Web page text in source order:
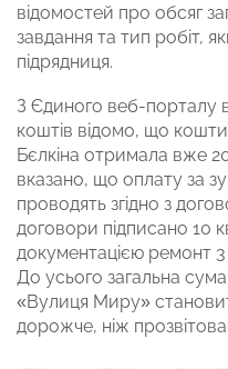
відомостей про обсяг
завдання та тип робіт,
підрядниця.
З Єдиного веб-порталу
коштів відомо, що
Бєлкіна отримала вже
вказано, що оплату за
проводять згідно з
договори підписано 10
документацією ремонт 3
До усього загальна
«Вулиця Миру»
дорожче, ніж